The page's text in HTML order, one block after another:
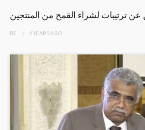
عن ترتيبات لشراء القمح من المنتجين
BY 4 YEARSAGO